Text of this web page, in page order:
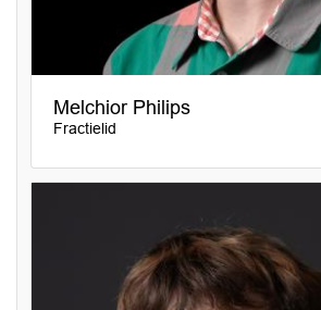
Melchior Philips
Fractielid